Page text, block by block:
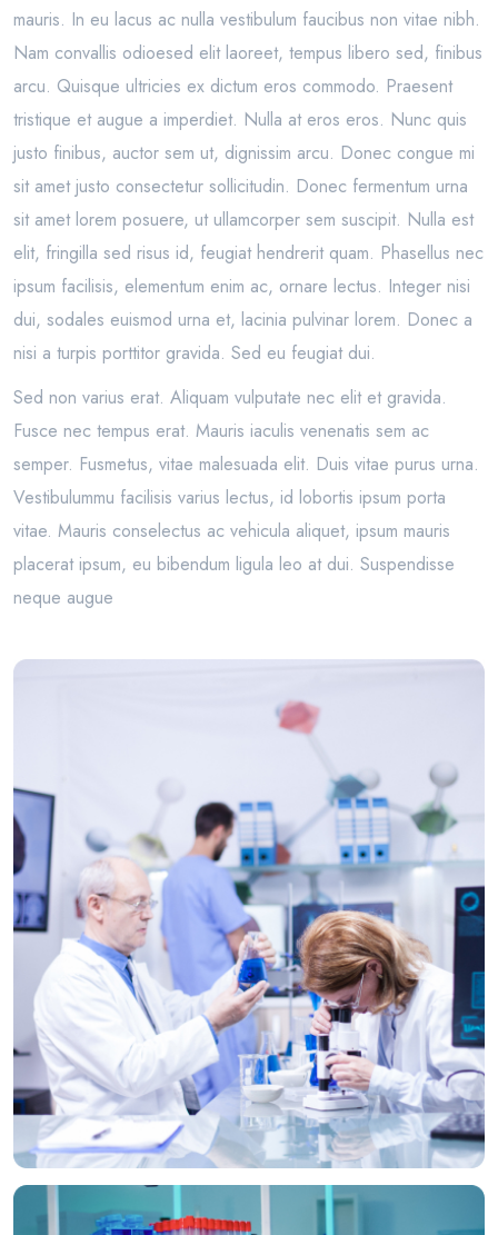
mauris. In eu lacus ac nulla vestibulum faucibus non vitae nibh.
Nam convallis odioesed elit laoreet, tempus libero sed, finibus
arcu. Quisque ultricies ex dictum eros commodo. Praesent
tristique et augue a imperdiet. Nulla at eros eros. Nunc quis
justo finibus, auctor sem ut, dignissim arcu. Donec congue mi
sit amet justo consectetur sollicitudin. Donec fermentum urna
sit amet lorem posuere, ut ullamcorper sem suscipit. Nulla est
elit, fringilla sed risus id, feugiat hendrerit quam. Phasellus nec
ipsum facilisis, elementum enim ac, ornare lectus. Integer nisi
dui, sodales euismod urna et, lacinia pulvinar lorem. Donec a
nisi a turpis porttitor gravida. Sed eu feugiat dui.
Sed non varius erat. Aliquam vulputate nec elit et gravida.
Fusce nec tempus erat. Mauris iaculis venenatis sem ac
semper. Fusmetus, vitae malesuada elit. Duis vitae purus urna.
Vestibulummu facilisis varius lectus, id lobortis ipsum porta
vitae. Mauris conselectus ac vehicula aliquet, ipsum mauris
placerat ipsum, eu bibendum ligula leo at dui. Suspendisse
neque augue